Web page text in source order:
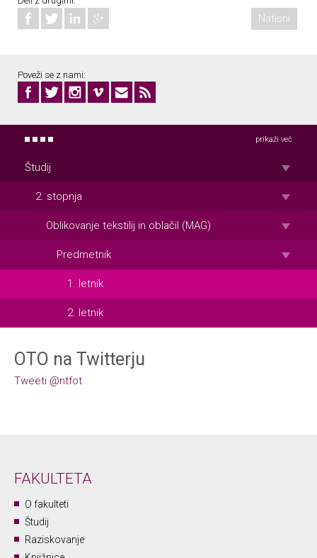
Natisni
Poveži se z nami:
prikaži več
Študij
2. stopnja
Oblikovanje tekstilij in oblačil (MAG)
Predmetnik
1. letnik
2. letnik
OTO na Twitterju
Tweeti @ntfot
FAKULTETA
O fakulteti
Študij
Raziskovanje